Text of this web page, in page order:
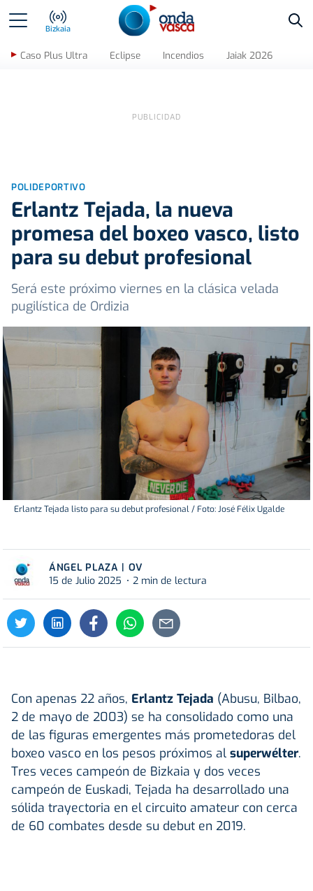
Bizkaia
Caso Plus Ultra Eclipse Incendios Jaiak 2026
POLIDEPORTIVO
Erlantz Tejada, la nueva
promesa del boxeo vasco, listo
para su debut profesional
Será este próximo viernes en la clásica velada
pugilística de Ordizia
Erlantz Tejada listo para su debut profesional / Foto: José Félix Ugalde
ÁNGEL PLAZA | OV
15 de Julio 2025
2 min de lectura
Con apenas 22 años, Erlantz Tejada (Abusu, Bilbao,
2 de mayo de 2003) se ha consolidado como una
de las figuras emergentes más prometedoras del
boxeo vasco en los pesos próximos al superwélter.
Tres veces campeón de Bizkaia y dos veces
campeón de Euskadi, Tejada ha desarrollado una
sólida trayectoria en el circuito amateur con cerca
de 60 combates desde su debut en 2019.